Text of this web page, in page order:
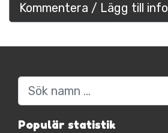
Kommentera / Lägg till info
Sök
Populär statistik